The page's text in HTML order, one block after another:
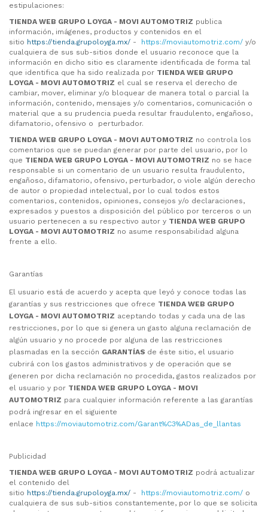
estipulaciones:
TIENDA WEB GRUPO LOYGA - MOVI AUTOMOTRIZ publica
información, imágenes, productos y contenidos en el
sitio https://tienda.grupoloyga.mx/ - https://moviautomotriz.com/ y/o
cualquiera de sus sub-sitios donde el usuario reconoce que la
información en dicho sitio es claramente identificada de forma tal
que identifica que ha sido realizada por TIENDA WEB GRUPO
LOYGA - MOVI AUTOMOTRIZ el cual se reserva el derecho de
cambiar, mover, eliminar y/o bloquear de manera total o parcial la
información, contenido, mensajes y/o comentarios, comunicación o
material que a su prudencia pueda resultar fraudulento, engañoso,
difamatorio, ofensivo o perturbador.
TIENDA WEB GRUPO LOYGA - MOVI AUTOMOTRIZ no controla los
comentarios que se puedan generar por parte del usuario, por lo
que TIENDA WEB GRUPO LOYGA - MOVI AUTOMOTRIZ no se hace
responsable si un comentario de un usuario resulta fraudulento,
engañoso, difamatorio, ofensivo, perturbador, o viole algún derecho
de autor o propiedad intelectual, por lo cual todos estos
comentarios, contenidos, opiniones, consejos y/o declaraciones,
expresados y puestos a disposición del público por terceros o un
usuario pertenecen a su respectivo autor y TIENDA WEB GRUPO
LOYGA - MOVI AUTOMOTRIZ no asume responsabilidad alguna
frente a ello.
Garantías
El usuario está de acuerdo y acepta que leyó y conoce todas las
garantías y sus restricciones que ofrece TIENDA WEB GRUPO
LOYGA - MOVI AUTOMOTRIZ aceptando todas y cada una de las
restricciones, por lo que si genera un gasto alguna reclamación de
algún usuario y no procede por alguna de las restricciones
plasmadas en la sección GARANTÍAS de éste sitio, el usuario
cubrirá con los gastos administrativos y de operación que se
generen por dicha reclamación no procedida, gastos realizados por
el usuario y por TIENDA WEB GRUPO LOYGA - MOVI
AUTOMOTRIZ para cualquier información referente a las garantías
podrá ingresar en el siguiente
enlace https://moviautomotriz.com/Garant%C3%ADas_de_llantas
Publicidad
TIENDA WEB GRUPO LOYGA - MOVI AUTOMOTRIZ podrá actualizar
el contenido del
sitio https://tienda.grupoloyga.mx/ - https://moviautomotriz.com/ o
cualquiera de sus sub-sitios constantemente, por lo que se solicita